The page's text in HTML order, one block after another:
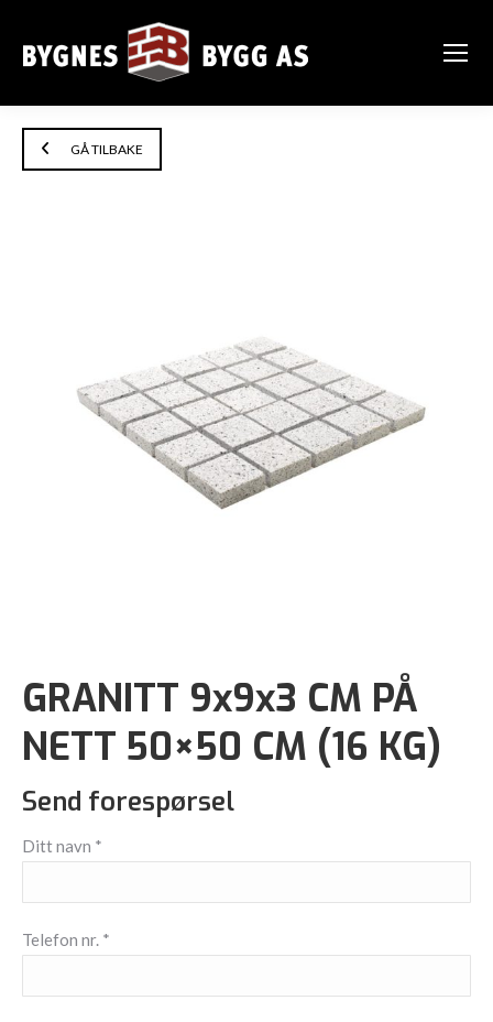
GÅ TILBAKE
GRANITT 9x9x3 CM PÅ
NETT 50×50 CM (16 KG)
Send forespørsel
Ditt navn *
Telefon nr. *